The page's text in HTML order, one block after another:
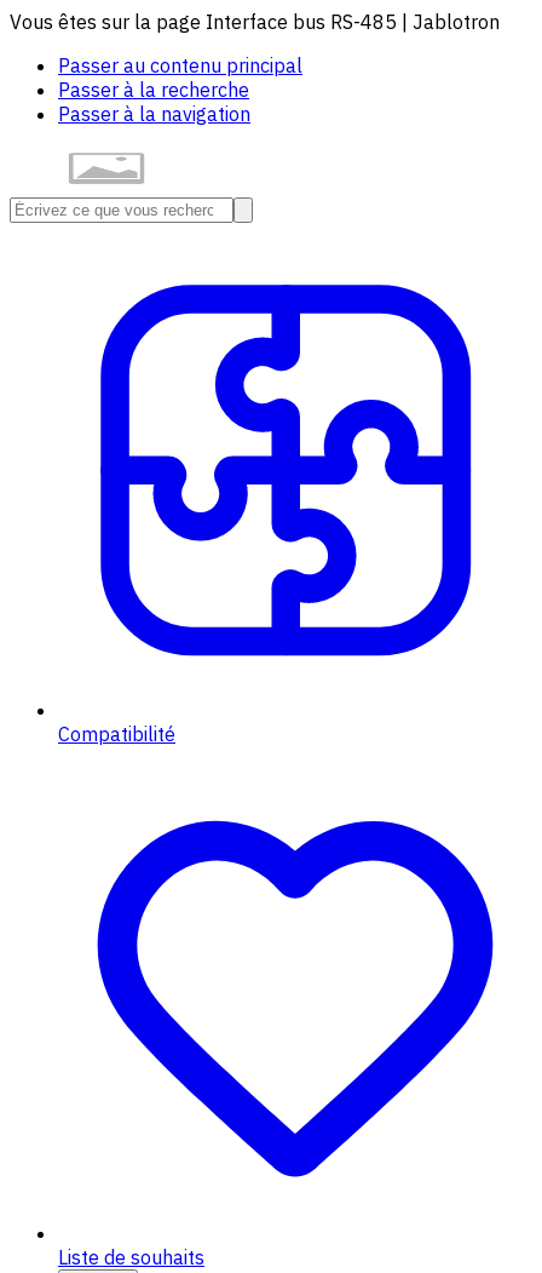
Vous êtes sur la page Interface bus RS-485 | Jablotron
Passer au contenu principal
Passer à la recherche
Passer à la navigation
Compatibilité
Liste de souhaits